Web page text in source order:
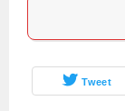
Tweet